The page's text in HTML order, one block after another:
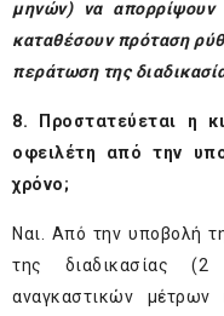
μηνών) να απορρίψουν
καταθέσουν πρόταση
περάτωση της
8. Προστατεύεται η
οφειλέτη από την
χρόνο;
Ναι. Από την υποβολή
της διαδικασίας
αναγκαστικών μέτρων